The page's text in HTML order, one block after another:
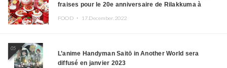
fraises pour le 20e anniversaire de Rilakkuma à
FOOD ・ 17.December.2022
05
L’anime Handyman Saitō in Another World sera
diffusé en janvier 2023